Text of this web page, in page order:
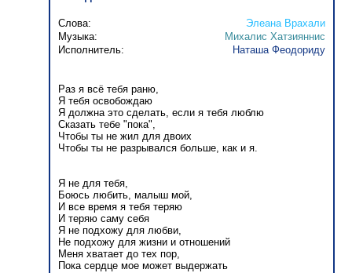
Слова:
Элеана Врахали
Музыка:
Михалис Хатзияннис
Исполнитель:
Наташа Феодориду
Раз я всё тебя раню,
Я тебя освобождаю
Я должна это сделать, если я тебя люблю
Сказать тебе "пока",
Чтобы ты не жил для двоих
Чтобы ты не разрывался больше, как и я.
Я не для тебя,
Боюсь любить, малыш мой,
И все время я тебя теряю
И теряю саму себя
Я не подхожу для любви,
Не подхожу для жизни и отношений
Меня хватает до тех пор,
Пока сердце мое может выдержать